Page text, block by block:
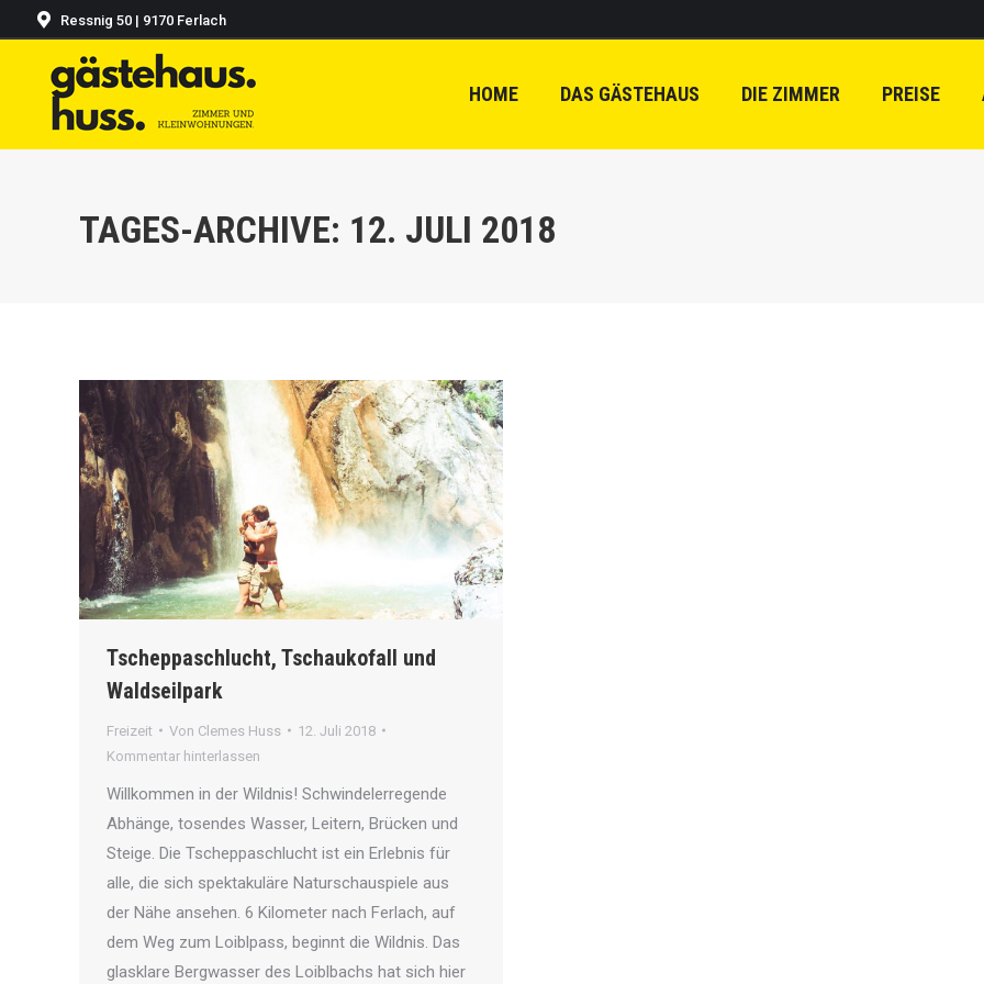
Ressnig 50 | 9170 Ferlach
HOME DAS GÄSTEHAUS DIE ZIMMER PREISE
TAGES-ARCHIVE: 12. JULI 2018
Tscheppaschlucht, Tschaukofall und
Waldseilpark
Freizeit Von Clemes Huss
12. Juli 2018
Kommentar hinterlassen
Willkommen in der Wildnis! Schwindelerregende
Abhänge, tosendes Wasser, Leitern, Brücken und
Steige. Die Tscheppaschlucht ist ein Erlebnis für
alle, die sich spektakuläre Naturschauspiele aus
der Nähe ansehen. 6 Kilometer nach Ferlach, auf
dem Weg zum Loiblpass, beginnt die Wildnis. Das
glasklare Bergwasser des Loiblbachs hat sich hier